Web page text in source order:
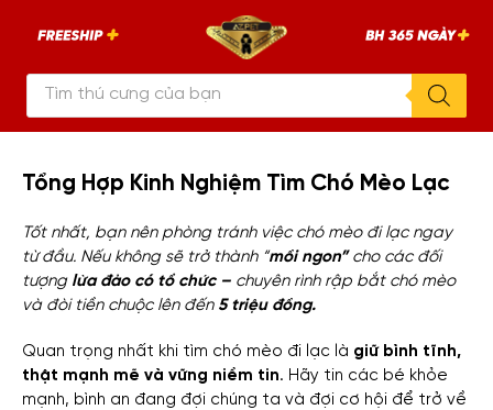
AZPET
–
An
Đón
Pet
Tìm
kiếm
phẩm
Tổng Hợp Kinh Nghiệm Tìm Chó Mèo Lạc
Tốt nhất, bạn nên phòng tránh việc chó mèo đi lạc ngay
từ đầu. Nếu không sẽ trở thành “mồi ngon”cho các đối
tượnglừa đảo có tổ chức – chuyên rình rập bắt chó mèo
và đòi tiền chuộc lên đến5 triệu đồng.
Quan trọng nhất khi tìm chó mèo đi lạc là giữ bình tĩnh,
thật mạnh mẽ và vững niềm tin. Hãy tin các bé khỏe
mạnh, bình an đang đợi chúng ta và đợi cơ hội để trở về